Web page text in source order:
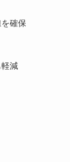
確保
減